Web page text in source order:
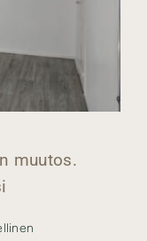
muutos.